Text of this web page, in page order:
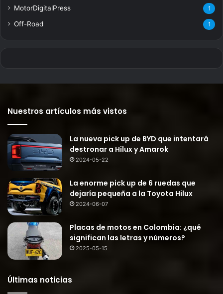
MotorDigitalPress 1
Off-Road 1
Nuestros artículos más vistos
La nueva pick up de BYD que intentará
destronar a Hilux y Amarok
2024-05-22
La enorme pick up de 6 ruedas que
dejaría pequeña a la Toyota Hilux
2024-06-07
Placas de motos en Colombia: ¿qué
significan las letras y números?
2025-05-15
Últimas noticias